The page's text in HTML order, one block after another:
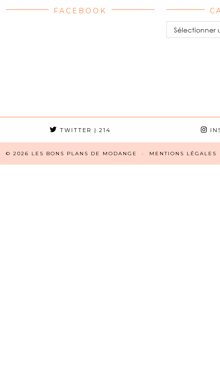
FACEBOOK
Catégories
TWITTER | 214
© 2026 LES BONS PLANS DE MODANGE MENTIONS LÉGALES